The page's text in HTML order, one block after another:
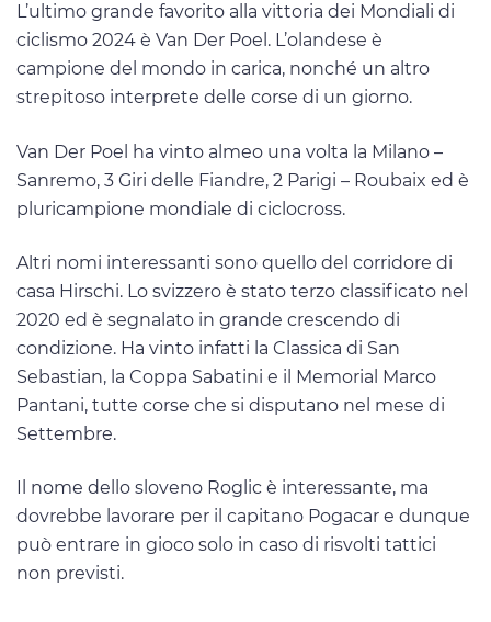
L’ultimo grande favorito alla vittoria dei Mondiali di
ciclismo 2024 è Van Der Poel. L’olandese è
campione del mondo in carica, nonché un altro
strepitoso interprete delle corse di un giorno.
Van Der Poel ha vinto almeo una volta la Milano –
Sanremo, 3 Giri delle Fiandre, 2 Parigi – Roubaix ed è
pluricampione mondiale di ciclocross.
Altri nomi interessanti sono quello del corridore di
casa Hirschi. Lo svizzero è stato terzo classificato nel
2020 ed è segnalato in grande crescendo di
condizione. Ha vinto infatti la Classica di San
Sebastian, la Coppa Sabatini e il Memorial Marco
Pantani, tutte corse che si disputano nel mese di
Settembre.
Il nome dello sloveno Roglic è interessante, ma
dovrebbe lavorare per il capitano Pogacar e dunque
può entrare in gioco solo in caso di risvolti tattici
non previsti.